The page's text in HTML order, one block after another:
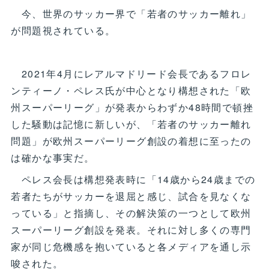
今、世界のサッカー界で「若者のサッカー離れ」
が問題視されている。
2021年4月にレアルマドリード会長であるフロレ
ンティーノ・ペレス氏が中心となり構想された「欧
州スーパーリーグ」が発表からわずか48時間で頓挫
した騒動は記憶に新しいが、「若者のサッカー離れ
問題」が欧州スーパーリーグ創設の着想に至ったの
は確かな事実だ。
ペレス会長は構想発表時に「14歳から24歳までの
若者たちがサッカーを退屈と感じ、試合を見なくな
っている」と指摘し、その解決策の一つとして欧州
スーパーリーグ創設を発表。それに対し多くの専門
家が同じ危機感を抱いていると各メディアを通し示
唆された。